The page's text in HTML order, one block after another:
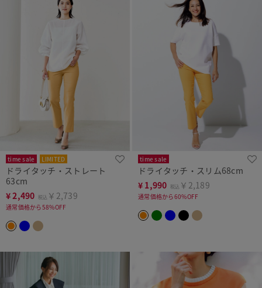
time sale LIMITED
ドライタッチ・ストレート
63cm
¥2,490 税込 ￥2,739
通常価格から58%OFF
time sale
ドライタッチ・スリム68cm
¥ 1,990 税込 ￥2,189
通常価格から60%OFF